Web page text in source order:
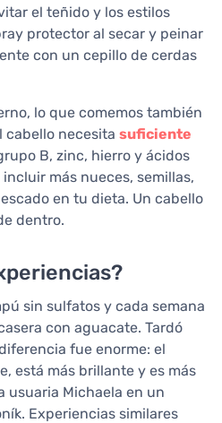
el teñido y los estilos
protector al secar y peinar
con un cepillo de cerdas
lo que comemos también
cabello necesita suficiente
B, zinc, hierro y ácidos
más nueces, semillas,
en tu dieta. Un cabello
dentro.
sin sulfatos y cada semana
con aguacate. Tardó
fue enorme: el
está más brillante y es más
usuaria Michaela en un
Experiencias similares